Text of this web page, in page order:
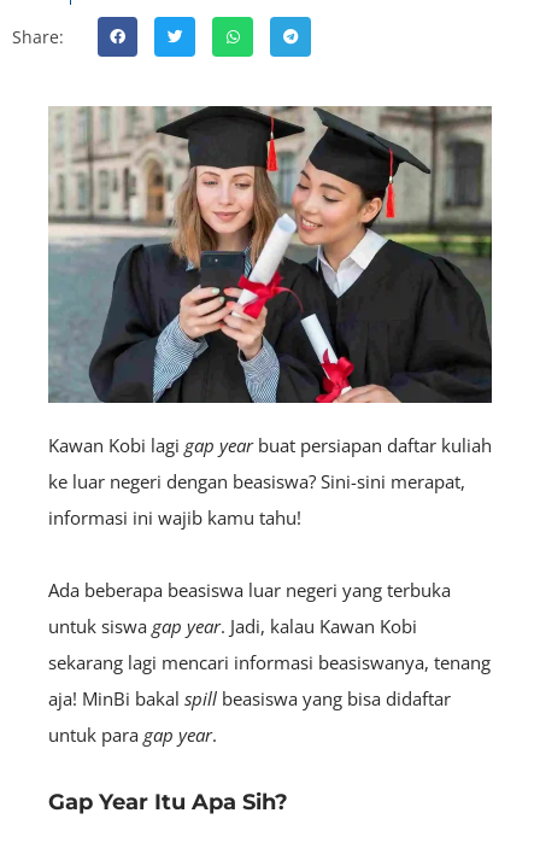
Share:
Kawan Kobi lagi gap year buat persiapan daftar kuliah
ke luar negeri dengan beasiswa? Sini-sini merapat,
informasi ini wajib kamu tahu!
Ada beberapa beasiswa luar negeri yang terbuka
untuk siswa gap year. Jadi, kalau Kawan Kobi
sekarang lagi mencari informasi beasiswanya, tenang
aja! MinBi bakal spill beasiswa yang bisa didaftar
untuk para gap year.
Gap Year Itu Apa Sih?